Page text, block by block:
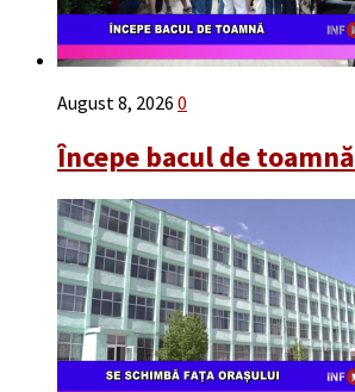
August 8, 2026 0
Începe bacul de toamnă